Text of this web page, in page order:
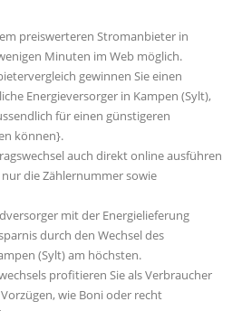
preiswerteren Stromanbieter in
Minuten im Web möglich.
gewinnen Sie einen
Energieversorger in Kampen (Sylt),
für einen günstigeren
können}.
auch direkt online ausführen
nur die Zählernummer sowie
mit der Energielieferung
durch den Wechsel des
(Sylt) am höchsten.
profitieren Sie als Verbraucher
wie Boni oder recht